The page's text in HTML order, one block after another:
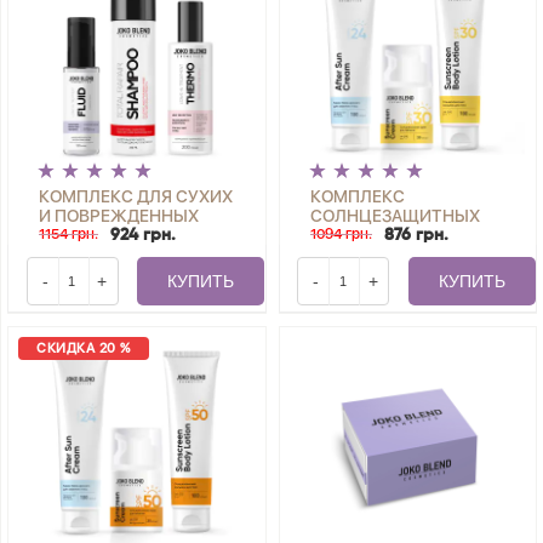
КОМПЛЕКС ДЛЯ СУХИХ
И ПОВРЕЖДЕННЫХ
ВОЛОС JOKO BLEND
1154 грн. 924 грн.
- + КУПИТЬ
КОМПЛЕКС
СОЛНЦЕЗАЩИТНЫХ
СРЕДСТВ JOKO BLEND
SPF 30
1094 грн. 876 грн.
- + КУПИТЬ
СКИДКА 20 %